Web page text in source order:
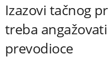
Izazovi tačnog
treba
prevodioce